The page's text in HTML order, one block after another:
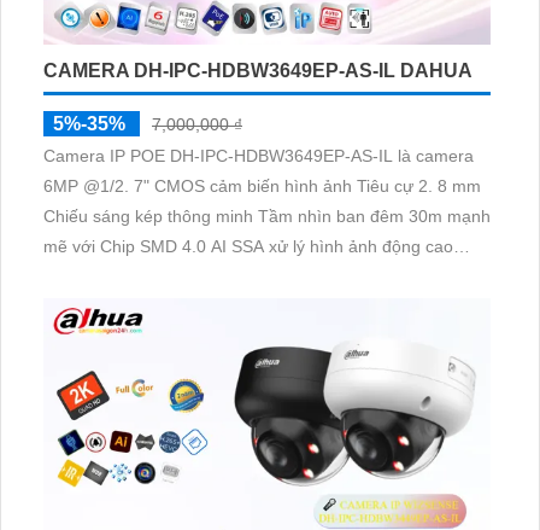
CAMERA DH-IPC-HDBW3649EP-AS-IL DAHUA
5%-35%
7,000,000 ₫
Camera IP POE DH-IPC-HDBW3649EP-AS-IL là camera
6MP @1/2. 7" CMOS cảm biến hình ảnh Tiêu cự 2. 8 mm
Chiếu sáng kép thông minh Tầm nhìn ban đêm 30m mạnh
mẽ với Chip SMD 4.0 AI SSA xử lý hình ảnh động cao
ban đêm phù hợp cho giám sát ban đêm mịn đẹp